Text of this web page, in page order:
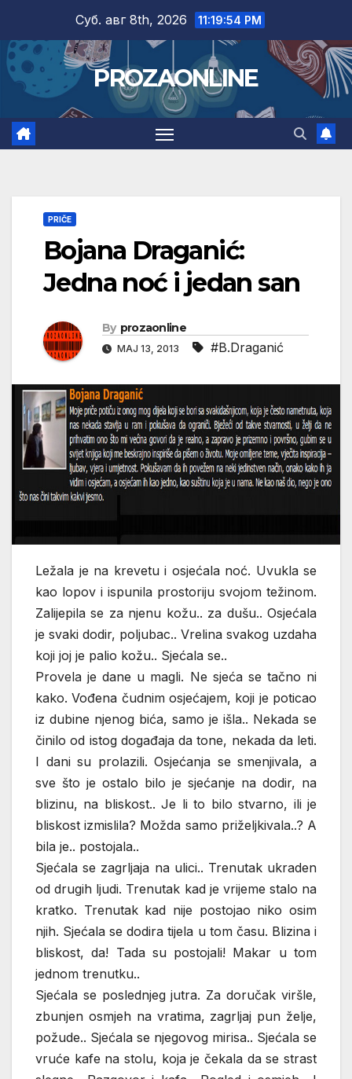
content
Суб. авг 8th, 2026 11:19:55 PM
PROZAONLINE
PRIČE
Bojana Draganić:
Jedna noć i jedan san
By prozaonline
МАЈ 13, 2013 #B.Draganić
Ležala je na krevetu i osjećala noć. Uvukla se
kao lopov i ispunila prostoriju svojom težinom.
Zalijepila se za njenu kožu.. za dušu.. Osjećala
je svaki dodir, poljubac.. Vrelina svakog uzdaha
koji joj je palio kožu.. Sjećala se..
Provela je dane u magli. Ne sjeća se tačno ni
kako. Vođena čudnim osjećajem, koji je poticao
iz dubine njenog bića, samo je išla.. Nekada se
činilo od istog događaja da tone, nekada da leti.
I dani su prolazili. Osjećanja se smenjivala, a
sve što je ostalo bilo je sjećanje na dodir, na
blizinu, na bliskost.. Je li to bilo stvarno, ili je
bliskost izmislila? Možda samo priželjkivala..? A
bila je.. postojala..
Sjećala se zagrljaja na ulici.. Trenutak ukraden
od drugih ljudi. Trenutak kad je vrijeme stalo na
kratko. Trenutak kad nije postojao niko osim
njih. Sjećala se dodira tijela u tom času. Blizina i
bliskost, da! Tada su postojali! Makar u tom
jednom trenutku..
Sjećala se poslednjeg jutra. Za doručak viršle,
zbunjen osmjeh na vratima, zagrljaj pun želje,
požude.. Sjećala se njegovog mirisa.. Sjećala se
vruće kafe na stolu, koja je čekala da se strast